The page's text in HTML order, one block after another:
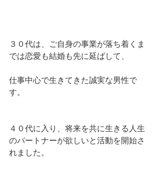
３０代は、ご自身の事業が落ち着くま
では恋愛も結婚も先に延ばして、
仕事中心で生きてきた誠実な男性で
す。
４０代に入り、将来を共に生きる人生
のパートナーが欲しいと活動を開始さ
れました。